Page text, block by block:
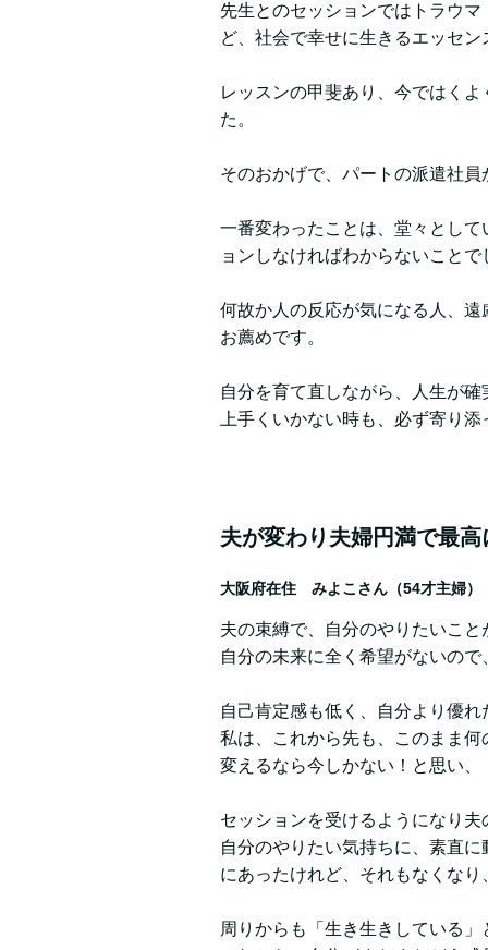
先生とのセッションではトラウ
ど、社会で幸せに生きるエッセ
レッスンの甲斐あり、今ではく
た。
そのおかげで、パートの派遣社
一番変わったことは、堂々とし
ョンしなければわからないことで
何故か人の反応が気になる人、
お薦めです。
自分を育て直しながら、人生が
上手くいかない時も、必ず寄り
夫が変わり夫婦円満で最
大阪府在住 みよこさん（54才主婦）
夫の束縛で、自分のやりたいこと
自分の未来に全く希望がないの
自己肯定感も低く、自分より優
私は、これから先も、このまま
変えるなら今しかない！と思い
セッションを受けるようになり
自分のやりたい気持ちに、素直
にあったけれど、それもなくな
周りからも「生き生きしている